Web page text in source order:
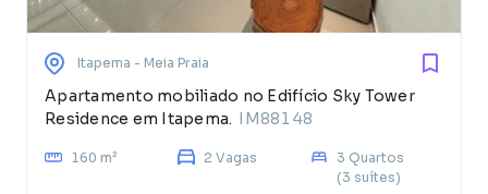
Itapema - Meia Praia
Apartamento mobiliado no Edifício Sky Tower
Residence em Itapema. IM88148
160 m² 2 Vagas
3 Quartos
(3 suítes)